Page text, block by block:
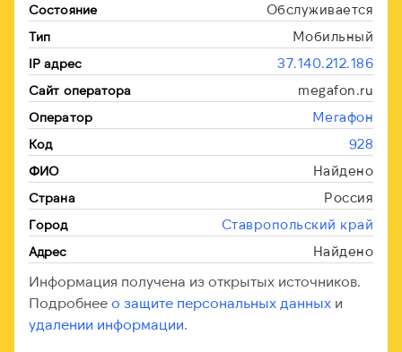
Состояние Обслуживается
Тип Мобильный
IP адрес 37.140.212.186
Сайт оператора megafon.ru
Оператор Мегафон
Код 928
ФИО Найдено
Страна Россия
Город Ставропольский край
Адрес Найдено
Информация получена из открытых источников.
Подробнее о защите персональных данных и
удалении информации.